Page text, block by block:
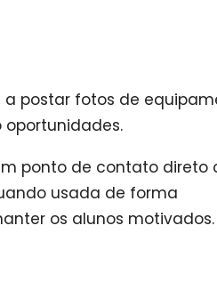
postar fotos de
oportunidades.
ponto de contato direto
usada de forma
os alunos